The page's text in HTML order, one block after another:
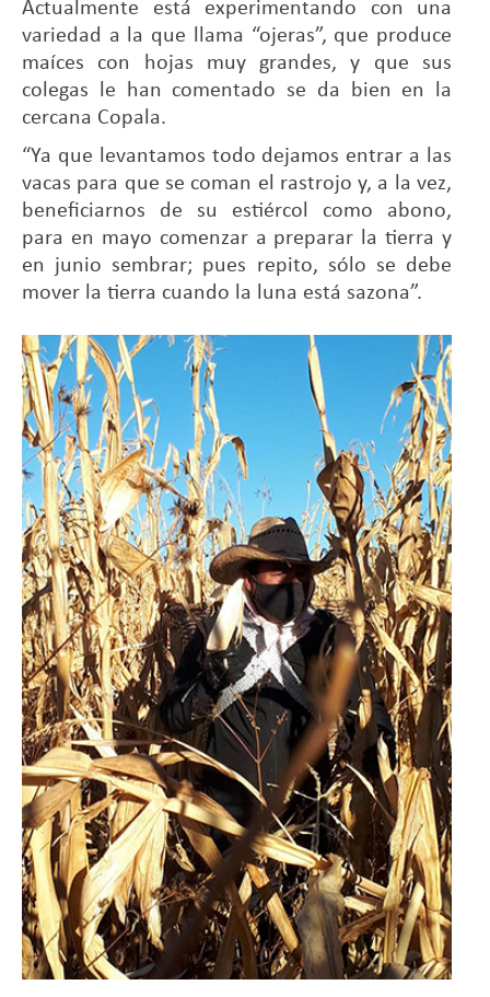
Actualmente está experimentando con una
variedad a la que llama “ojeras”, que produce
maíces con hojas muy grandes, y que sus
colegas le han comentado se da bien en la
cercana Copala.
“Ya que levantamos todo dejamos entrar a las
vacas para que se coman el rastrojo y, a la vez,
beneficiarnos de su estiércol como abono,
para en mayo comenzar a preparar la tierra y
en junio sembrar; pues repito, sólo se debe
mover la tierra cuando la luna está sazona”.